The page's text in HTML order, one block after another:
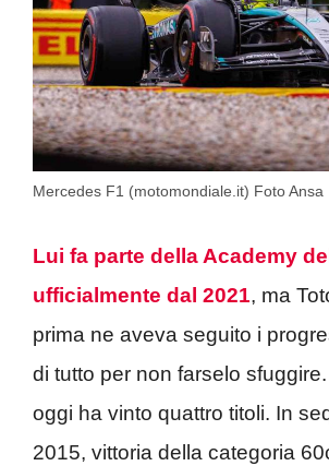
Mercedes F1 (motomondiale.it) Foto Ansa
Lui fa parte della Academy
ufficialmente dal 2021, ma
prima ne aveva seguito i
di tutto per non farselo
oggi ha vinto quattro titoli. In
2015, vittoria della categoria